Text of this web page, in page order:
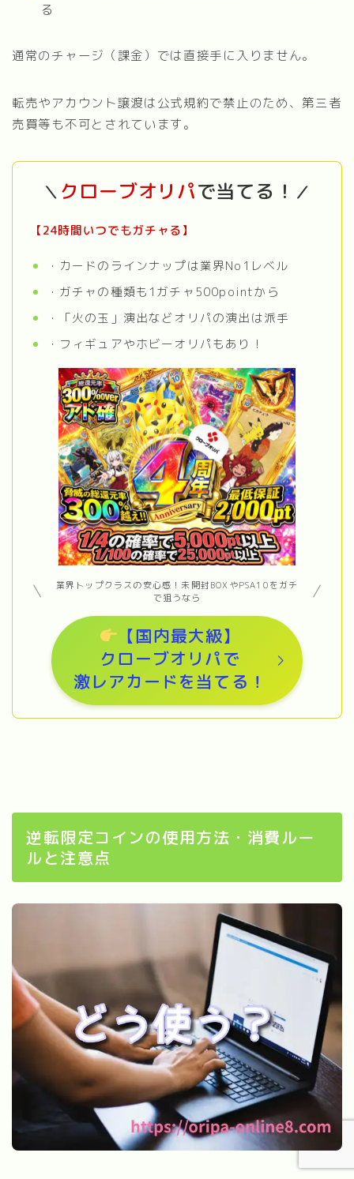
る
通常のチャージ（課金）では直接手に入りません。
転売やアカウント譲渡は公式規約で禁止のため、第三者
売買等も不可とされています。
＼ クローブオリパで当てる！ ／
【24時間いつでもガチャる】
・カードのラインナップは業界No1レベル
・ガチャの種類も1ガチャ500pointから
・「火の玉」演出などオリパの演出は派手
・フィギュアやホビーオリパもあり！
業界トップクラスの安心感！未開封BOXやPSA10をガチ
で狙うなら
【国内最大級】
クローブオリパで
激レアカードを当てる！
逆転限定コインの使用方法・消費ルー
ルと注意点